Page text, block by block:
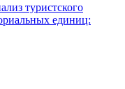
туристского
единиц: